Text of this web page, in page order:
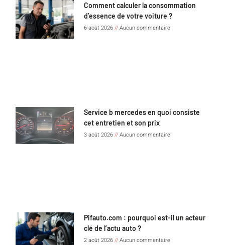
Comment calculer la consommation
d’essence de votre voiture ?
6 août 2026 Aucun commentaire
Service b mercedes en quoi consiste
cet entretien et son prix
3 août 2026 Aucun commentaire
Pifauto.com : pourquoi est-il un acteur
clé de l’actu auto ?
2 août 2026 Aucun commentaire